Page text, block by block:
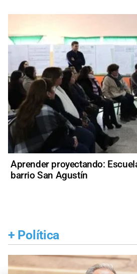
Aprender proyectando:
barrio San Agustín
+ Política